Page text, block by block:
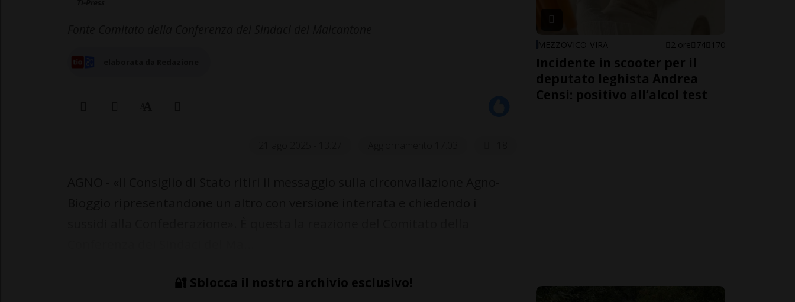
🔐 Sblocca il nostro archivio esclusivo!
MEZZOVICO-VIRA 2 ore 74 170
Incidente in scooter per il
deputato leghista Andrea
Censi: positivo all’alcol test